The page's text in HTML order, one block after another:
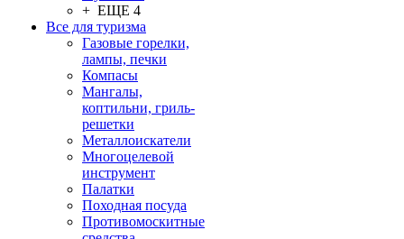
+ ЕЩЕ 4
Все для туризма
Газовые горелки,
лампы, печки
Компасы
Мангалы,
коптильни, гриль-
решетки
Металлоискатели
Многоцелевой
инструмент
Палатки
Походная посуда
Противомоскитные